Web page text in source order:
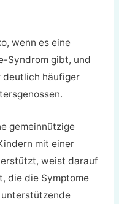
wenn es eine
Syndrom gibt, und
deutlich häufiger
gemeinnützige
mit einer
weist darauf
die die Symptome
unterstützende